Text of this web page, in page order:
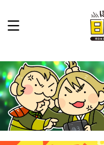
気になった日本史の事
ね。中の人が24時間手
です）
例：織田信長 長篠の戦